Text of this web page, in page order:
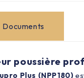
Documents
poussière
Plus (NPP180)